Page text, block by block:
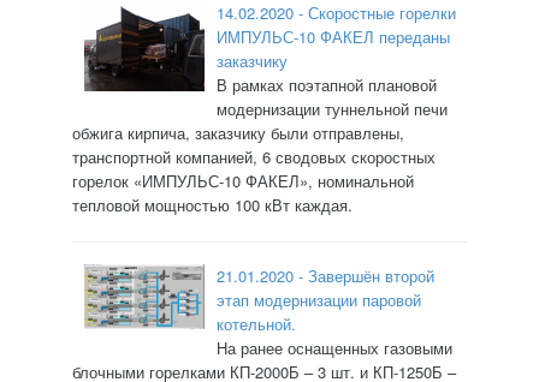
14.02.2020 - Скоростные горелки
ИМПУЛЬС-10 ФАКЕЛ переданы
заказчику
В рамках поэтапной плановой
модернизации туннельной печи
обжига кирпича, заказчику были отправлены,
транспортной компанией, 6 сводовых скоростных
горелок «ИМПУЛЬС-10 ФАКЕЛ», номинальной
тепловой мощностью 100 кВт каждая.
21.01.2020 - Завершён второй
этап модернизации паровой
котельной.
На ранее оснащенных газовыми
блочными горелками КП-2000Б – 3 шт. и КП-1250Б –